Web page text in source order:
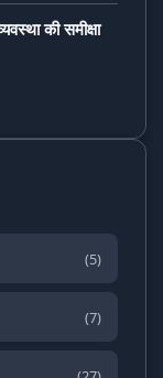
की समीक्षा
(5)
(7)